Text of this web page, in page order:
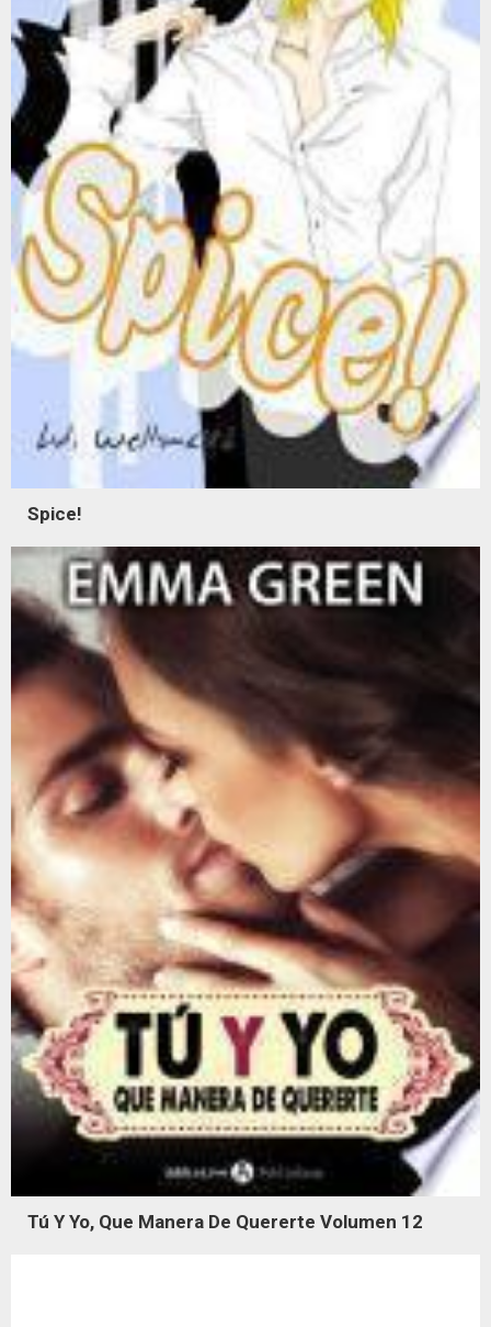
Spice!
Tú Y Yo, Que Manera De Quererte Volumen 12